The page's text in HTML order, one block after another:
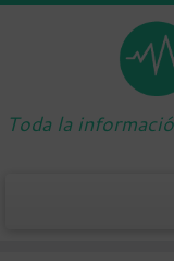
Toda la